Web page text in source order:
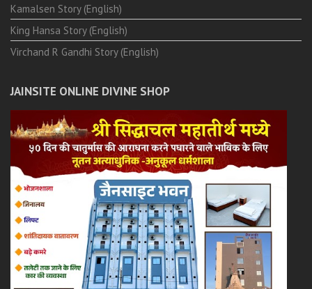
Kamalsen Story (English)
King Hansa Story (English)
Virchand R Gandhi Story (English)
JAINSITE ONLINE DIVINE SHOP